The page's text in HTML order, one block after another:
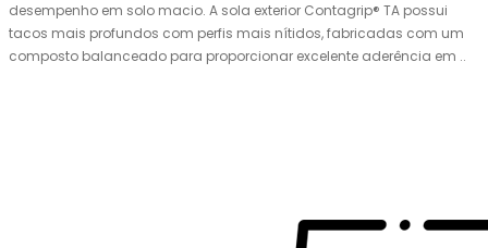
desempenho em solo macio. A sola exterior Contagrip® TA possui
tacos mais profundos com perfis mais nítidos, fabricadas com um
composto balanceado para proporcionar excelente aderência em ..